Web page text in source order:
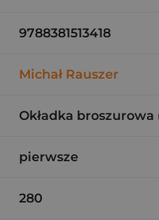
9788381513418
Michał Rauszer
Okładka broszurowa
pierwsze
280